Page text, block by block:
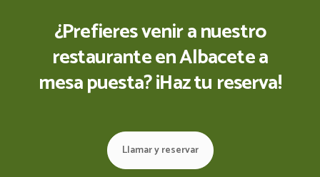
¿Prefieres venir a nuestro
restaurante en Albacete a
mesa puesta?¡Haz tu reserva!
Llamar y reservar